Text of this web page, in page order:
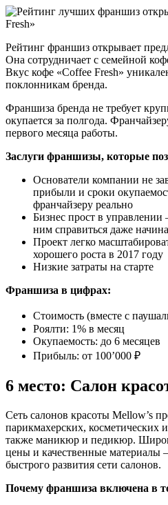
Рейтинг франшиз открывает
Она сотрудничает с семейной
Вкус кофе «Coffee Fresh»
поклонникам бренда.
Франшиза бренда не требует
окупается за полгода.
первого месяца работы.
Заслуги франшизы, которые
Основатели компании не
прибыли и сроки
франчайзеру реально
Бизнес прост в
ним справиться даже
Проект легко
хорошего роста в 2017 году
Низкие затраты на старте
Франшиза в цифрах:
Стоимость (вместе с
Роялти: 1% в месяц
Окупаемость: до 6 месяцев
Прибыль: от 100’000 ₽
6 место: Салон
Сеть салонов красоты Mellow’s
парикмахерских, косметических
также маникюр и педикюр.
цены и качественные материалы
быстрого развития сети салонов.
Почему франшиза включена в